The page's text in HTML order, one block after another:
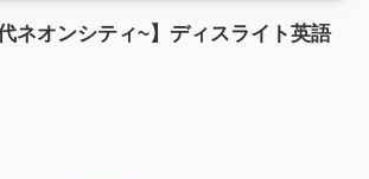
ネオンシティ~】ディスライト英語